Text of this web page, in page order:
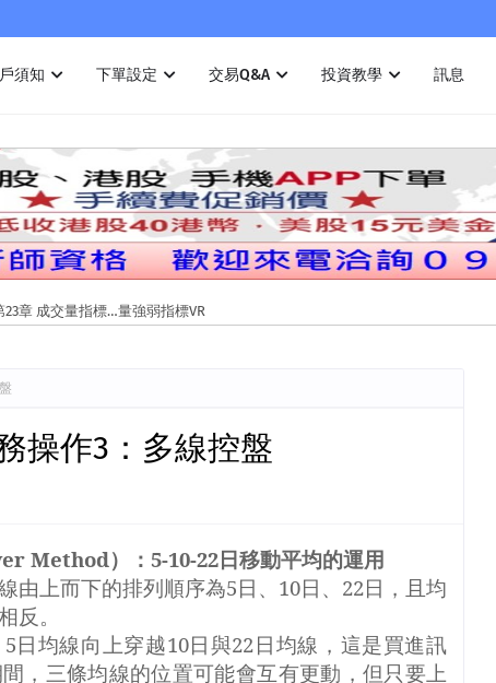
須知 下單設定 交易Q&A 投資教學 訊息
23章 成交量指標…量強弱指標VR
操作3：多線控盤
Method）： 5-10-22日移動平均的運用
由上而下的排列順序為5日、 10日、 22日，且均
反。
5日均線向上穿越10日與22日均線，這是買進訊
，三條均線的位置可能會互有更動，但只要上